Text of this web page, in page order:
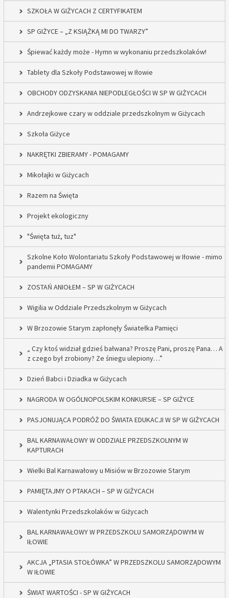
SZKOŁA W GIŻYCACH Z CERTYFIKATEM
SP GIŻYCE – „Z KSIĄŻKĄ MI DO TWARZY”
Śpiewać każdy może - Hymn w wykonaniu przedszkolaków!
Tablety dla Szkoły Podstawowej w Iłowie
OBCHODY ODZYSKANIA NIEPODLEGŁOŚCI W SP W GIŻYCACH
Andrzejkowe czary w oddziale przedszkolnym w Giżycach
Szkoła Giżyce
NAKRĘTKI ZBIERAMY - POMAGAMY
Mikołajki w Giżycach
Razem na Święta
Projekt ekologiczny
"Święta tuż, tuz"
Szkolne Koło Wolontariatu Szkoły Podstawowej w Iłowie - mimo
pandemii POMAGAMY
ZOSTAŃ ANIOŁEM – SP W GIŻYCACH
Wigilia w Oddziale Przedszkolnym w Giżycach
W Brzozowie Starym zapłonęły Światełka Pamięci
„ Czy ktoś widział gdzieś bałwana? Proszę Pani, proszę Pana… A
z czego był zrobiony? Ze śniegu ulepiony…”
Dzień Babci i Dziadka w Giżycach
NAGRODA W OGÓLNOPOLSKIM KONKURSIE – SP GIŻYCE
PASJONUJĄCA PODRÓŻ DO ŚWIATA EDUKACJI W SP W GIŻYCACH
BAL KARNAWAŁOWY W ODDZIALE PRZEDSZKOLNYM W
KAPTURACH
Wielki Bal Karnawałowy u Misiów w Brzozowie Starym
PAMIĘTAJMY O PTAKACH – SP W GIŻYCACH
Walentynki Przedszkolaków w Giżycach
BAL KARNAWAŁOWY W PRZEDSZKOLU SAMORZĄDOWYM W
IŁOWIE
AKCJA „PTASIA STOŁÓWKA” W PRZEDSZKOLU SAMORZĄDOWYM
W IŁOWIE
ŚWIAT WARTOŚCI - SP W GIŻYCACH